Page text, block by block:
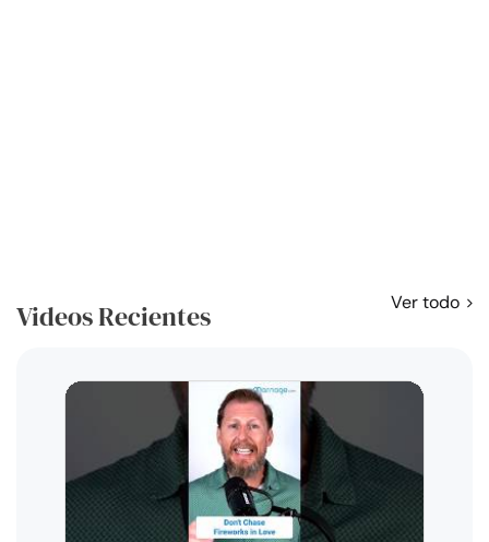
Videos Recientes Ver todo